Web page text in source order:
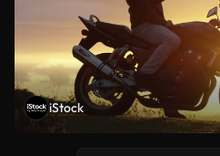
iStock